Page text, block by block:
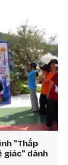
"Thắp
giác" dành